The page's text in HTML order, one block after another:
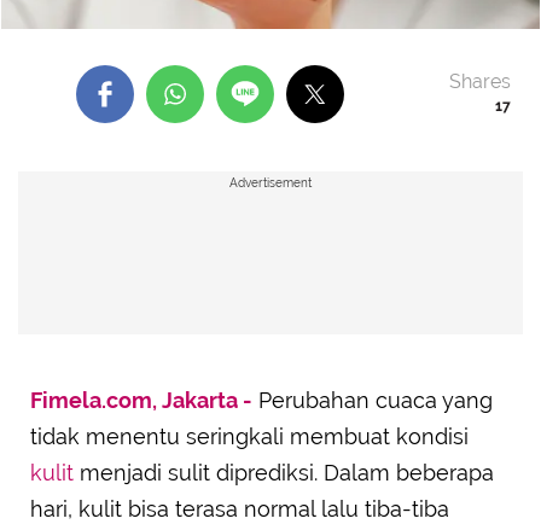
17
Shares
Advertisement
Fimela.com, Jakarta - Perubahan cuaca yang
tidak menentu seringkali membuat kondisi
kulit menjadi sulit diprediksi. Dalam beberapa
hari, kulit bisa terasa normal lalu tiba-tiba